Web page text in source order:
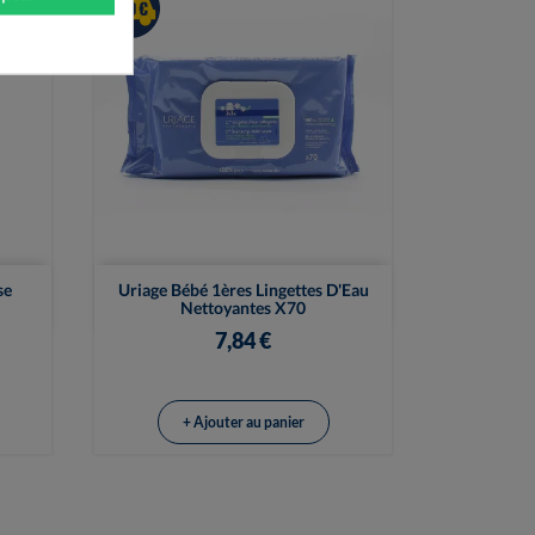
Uriage Bébé 1ères Lingettes D'Eau
Nettoyantes X70
7,84 €
 Vue rapide
+ Ajouter au panier